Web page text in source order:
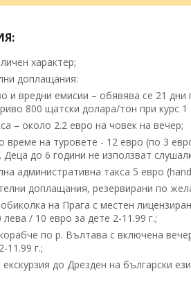
характер;
доплащания:
и вредни емисии – обявява се 21
800 щатски долара/тон при курс
– около 2.2 евро на човек на вечер;
време на туровете - 12 евро (по 3
Деца до 6 години не използват
административна такса 5 евро
доплащания, резервирани по
на Прага с местен
/ 10 евро за дете 2-11.99 г.;
по р. Вълтава с включена
11.99 г.;
до Дрезден на български